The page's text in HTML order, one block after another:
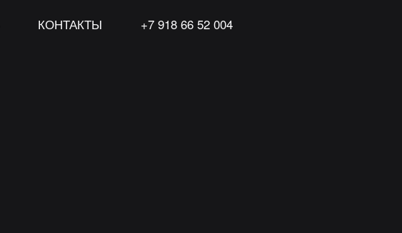
КОНТАКТЫ +7 918 66 52 004